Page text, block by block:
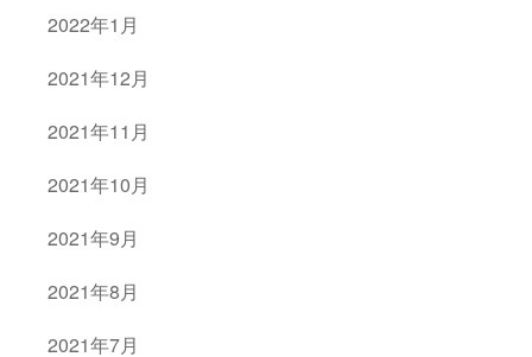
2022年1月
2021年12月
2021年11月
2021年10月
2021年9月
2021年8月
2021年7月